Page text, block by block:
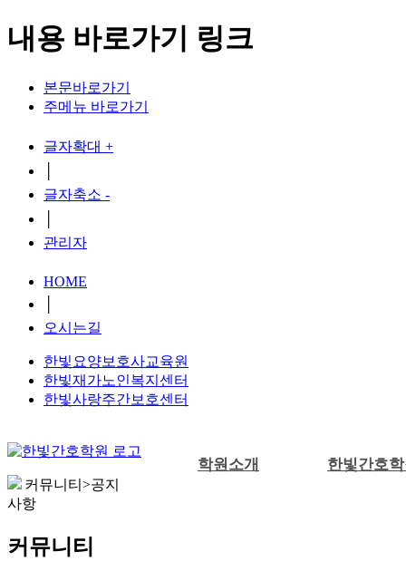
내용 바로가기 링크
본문바로가기
주메뉴 바로가기
글자확대 +
글자축소 -
관리자
HOME
오시는길
한빛요양보호사교육원
한빛재가노인복지센터
한빛사랑주간보호센터
학원소개 한빛간호
커뮤니티>공지
사항
커뮤니티